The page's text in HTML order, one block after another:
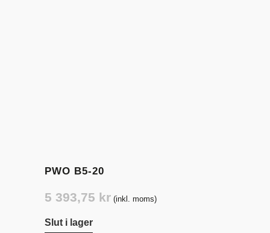
PWO B5-20
5 393,75 kr (inkl. moms)
Slut i lager